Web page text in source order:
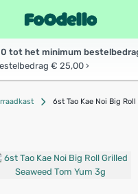
tot het minimum
€ 25,00 ›
6st Tao Kae Noi Big